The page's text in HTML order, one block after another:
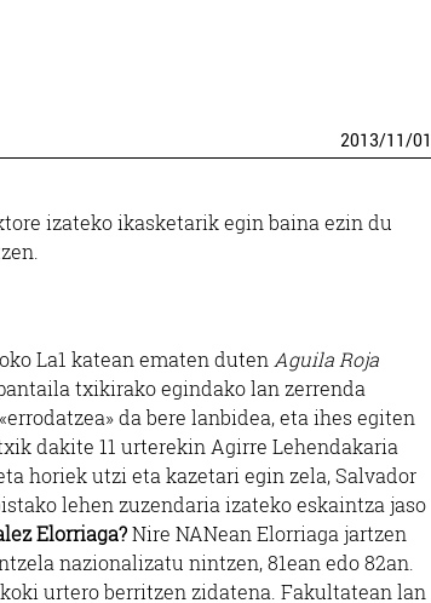
2013/11/01
izateko ikasketarik egin baina ezin du
La1 katean ematen duten Aguila Roja
txikirako egindako lan zerrenda
da bere lanbidea, eta ihes egiten
dakite 11 urterekin Agirre Lehendakaria
horiek utzi eta kazetari egin zela, Salvador
lehen zuzendaria izateko eskaintza jaso
Elorriaga?Nire NANean Elorriaga jartzen
nazionalizatu nintzen, 81ean edo 82an.
urtero berritzen zidatena. Fakultatean lan